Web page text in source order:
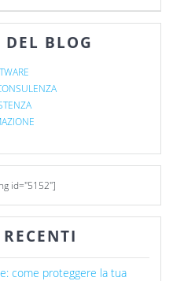
BLOG
id="5152"]
come proteggere la tua